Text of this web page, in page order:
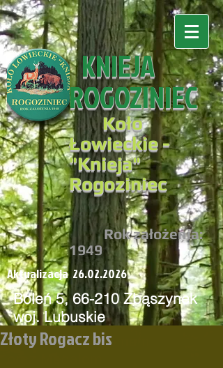
KNIEJA
ROGOZINIEC
Koło
Łowieckie -
"Knieja"
Rogoziniec
Rok założenia:
1949
Aktualizacja 26.02.2026
Boleń 5, 66-210 Zbąszynek
woj. Lubuskie
Odznaczone Złomem
Złoty Rogacz bis